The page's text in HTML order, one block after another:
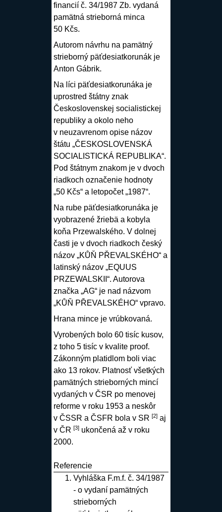
financií č. 34/1987 Zb. vydaná
pamätná strieborná minca
50 Kčs.
Autorom návrhu na pamätný
strieborný päťdesiatkorunák je
Anton Gábrik.
Na líci päťdesiatkorunáka je
uprostred štátny znak
Československej socialistickej
republiky a okolo neho
v neuzavrenom opise názov
štátu „ČESKOSLOVENSKÁ
SOCIALISTICKÁ REPUBLIKA“.
Pod štátnym znakom je v dvoch
riadkoch označenie hodnoty
„50 Kčs“ a letopočet „1987“.
Na rube päťdesiatkorunáka je
vyobrazené žriebä a kobyla
koňa Przewalského. V dolnej
časti je v dvoch riadkoch český
názov „KŮŇ PŘEVALSKÉHO“ a
latinský názov „EQUUS
PRZEWALSKII“. Autorova
značka „AG“ je nad názvom
„KŮŇ PŘEVALSKÉHO“ vpravo.
Hrana mince je vrúbkovaná.
Vyrobených bolo 60 tisíc kusov,
z toho 5 tisíc v kvalite proof.
Zákonným platidlom boli viac
ako 13 rokov. Platnosť všetkých
pamätných strieborných mincí
vydaných v ČSR po menovej
reforme v roku 1953 a neskôr
v ČSSR a ČSFR bola v SR [2]aj
v ČR [3]ukončená až v roku
2000.
Referencie
Vyhláška F.m.f. č. 34/1987
- o vydaní pamätných
strieborných